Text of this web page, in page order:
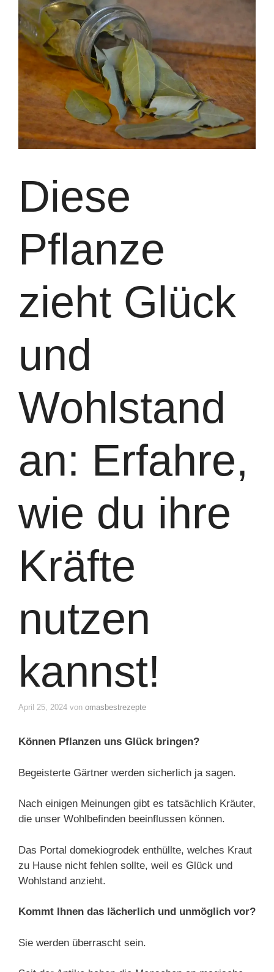
Diese
Pflanze
zieht Glück
und
Wohlstand
an: Erfahre,
wie du ihre
Kräfte
nutzen
kannst!
April 25, 2024 von omasbestrezepte
Können Pflanzen uns Glück bringen?
Begeisterte Gärtner werden sicherlich ja sagen.
Nach einigen Meinungen gibt es tatsächlich Kräuter,
die unser Wohlbefinden beeinflussen können.
Das Portal domekiogrodek enthüllte, welches Kraut
zu Hause nicht fehlen sollte, weil es Glück und
Wohlstand anzieht.
Kommt Ihnen das lächerlich und unmöglich vor?
Sie werden überrascht sein.